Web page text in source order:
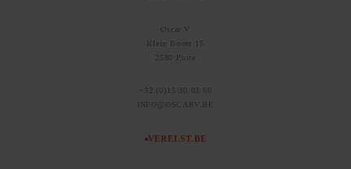
Oscar V
Klein Boom 15
2580 Putte
+32 (0)15 30 03 66
INFO@OSCARV.BE
VERELST.BE